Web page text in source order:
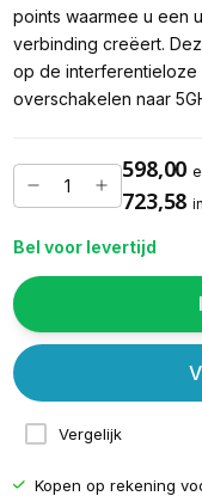
points waarmee u een
verbinding creëert.
op de interferentieloze
overschakelen naar
598,00
723,58
Bel voor levertijd
Vergelijk
Kopen op rekening